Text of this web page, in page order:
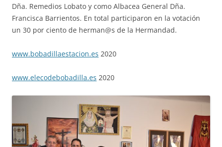
Dña. Remedios Lobato y como Albacea General Dña.
Francisca Barrientos. En total participaron en la votación
un 30 por ciento de herman@s de la Hermandad.
www.bobadillaestacion.es 2020
www.elecodebobadilla.es 2020